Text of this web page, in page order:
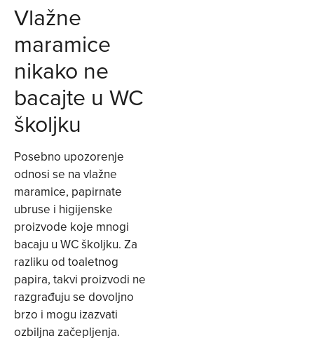
Vlažne
maramice
nikako ne
bacajte u WC
školjku
Posebno upozorenje
odnosi se na vlažne
maramice, papirnate
ubruse i higijenske
proizvode koje mnogi
bacaju u WC školjku. Za
razliku od toaletnog
papira, takvi proizvodi ne
razgrađuju se dovoljno
brzo i mogu izazvati
ozbiljna začepljenja.